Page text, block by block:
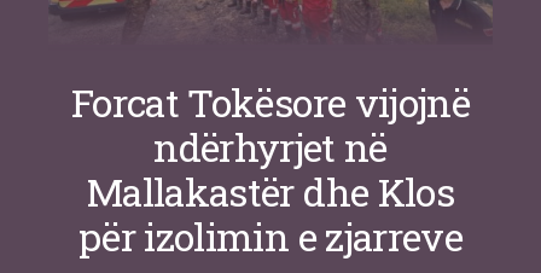
Forcat Tokësore vijojnë
ndërhyrjet në
Mallakastër dhe Klos
për izolimin e zjarreve